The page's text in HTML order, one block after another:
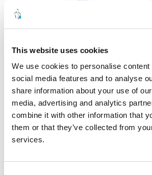
This website uses cookies
We use cookies to personalise
social media features and to analyse
share information about your use of
media, advertising and analytics
combine it with other information that
them or that they’ve collected from
services.
LOAVIE
De Loavie is een lijn met krukken
zitting. De zitting heeft het zogenaamde
loopt af…
Lees meer